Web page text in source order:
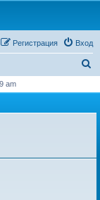
Вход
Регистрация
с
am